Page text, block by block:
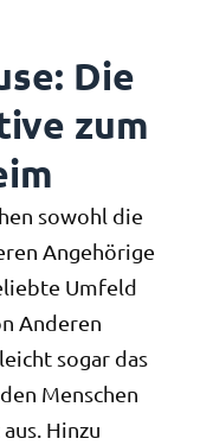
Die
zum
sowohl die
Angehörige
Umfeld
Anderen
sogar das
Menschen
Hinzu